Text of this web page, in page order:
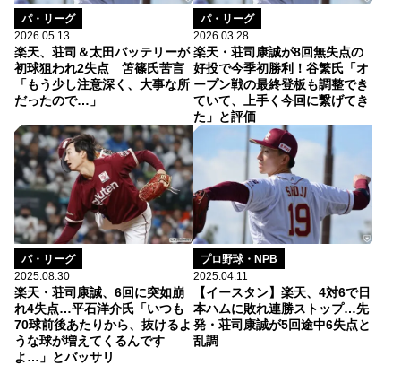
パ・リーグ
2026.05.13
楽天、荘司＆太田バッテリーが
初球狙われ2失点 笘篠氏苦言
「もう少し注意深く、大事な所
だったので…」
パ・リーグ
2026.03.28
楽天・荘司康誠が8回無失点の
好投で今季初勝利！谷繁氏「オ
ープン戦の最終登板も調整でき
ていて、上手く今回に繋げてき
た」と評価
パ・リーグ
2025.08.30
楽天・荘司康誠、6回に突如崩
れ4失点…平石洋介氏「いつも
70球前後あたりから、抜けるよ
うな球が増えてくるんです
よ…」とバッサリ
プロ野球・NPB
2025.04.11
【イースタン】楽天、4対6で日
本ハムに敗れ連勝ストップ…先
発・荘司康誠が5回途中6失点と
乱調